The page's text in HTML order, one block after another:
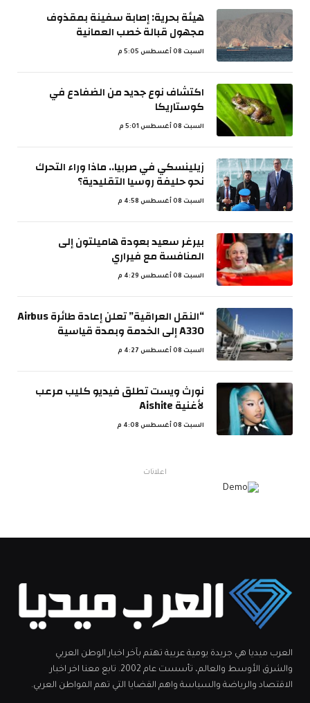
هيئة بحرية: إصابة سفينة بمقذوف
مجهول قبالة خصب العمانية
السبت 08 أغسطس 5:05 م
اكتشاف نوع جديد من الضفادع في
كوستاريكا
السبت 08 أغسطس 5:01 م
زيلينسكي في صربيا.. ماذا وراء التحرك
نحو حليفة روسيا التقليدية؟
السبت 08 أغسطس 4:58 م
بيرغر سعيد بعودة هاميلتون إلى
المنافسة مع فيراري
السبت 08 أغسطس 4:29 م
“النقل العراقية” تعلن إعادة طائرة Airbus
A330 إلى الخدمة وبمدة قياسية
السبت 08 أغسطس 4:27 م
نورث ويست تطلق فيديو كليب مرعب
لأغنية Aishite
السبت 08 أغسطس 4:08 م
اعلانات
العرب ميديا هي جريدة يومية عربية تهتم بآخر اخبار الوطن العربي
والشرق الأوسط والعالم، تأسست عام 2002. تابع معنا اخر اخبار
الاقتصاد والرياضة والسياسة واهم القضايا التي تهم المواطن العربي.